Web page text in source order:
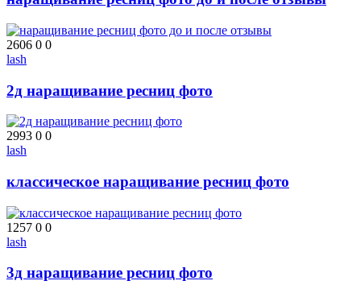
2606 0 0
lash
2д наращивание ресниц фото
2993 0 0
lash
классическое наращивание ресниц фото
1257 0 0
lash
3д наращивание ресниц фото